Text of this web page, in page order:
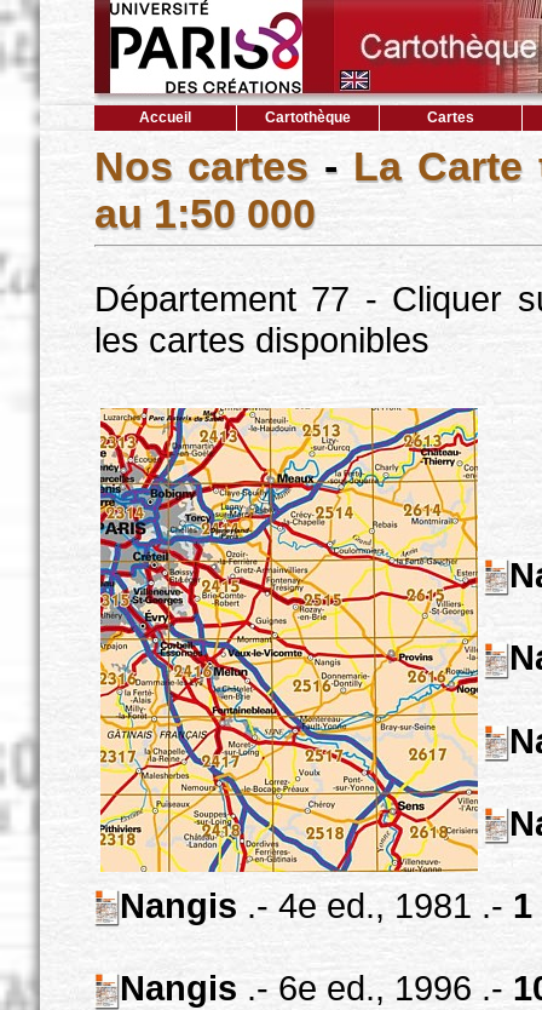
Accueil Cartothèque Cartes
Nos cartes - La Carte
au 1:50 000
Département 77 - Cliquer
les cartes disponibles
Nangis .- 4e ed., 1981 .- 1
Nangis .- 6e ed., 1996 .-